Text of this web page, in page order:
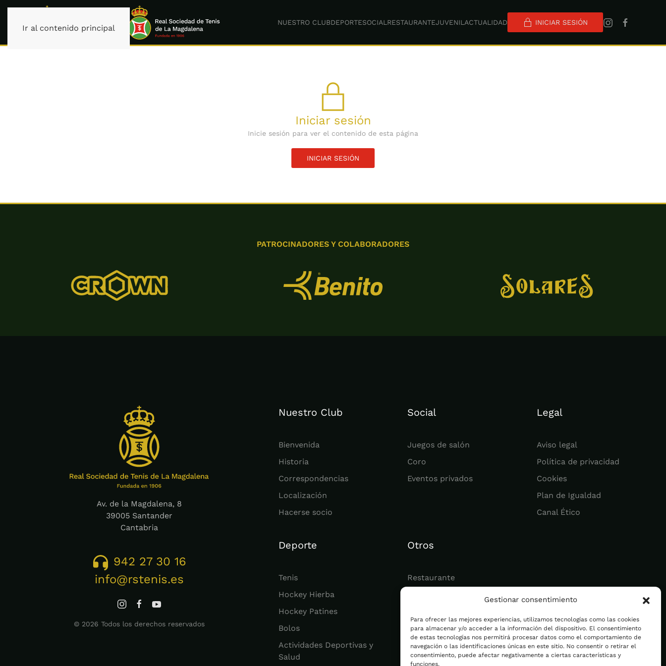
Gestionar consentimiento
Para ofrecer las mejores experiencias, utilizamos tecnologías como las cookies
para almacenar y/o acceder a la información del dispositivo. El consentimiento
de estas tecnologías nos permitirá procesar datos como el comportamiento de
navegación o las identificaciones únicas en este sitio. No consentir o retirar el
consentimiento, puede afectar negativamente a ciertas características y
funciones.
Ir al contenido principal
NUESTRO CLUBDEPORTESOCIAL RESTAURANTEJUVENIL ACTUALIDAD INICIAR SESIÓN
Iniciar sesión
Inicie sesión para ver el contenido de esta página
INICIAR SESIÓN
PATROCINADORES Y COLABORADORES
Av. de la Magdalena, 8
39005 Santander
Cantabria
942 27 30 16
info@rstenis.es
© 2026 Todos los derechos reservados
Nuestro Club
Bienvenida
Historia
Correspondencias
Localización
Hacerse socio
Deporte
Tenis
Hockey Hierba
Hockey Patines
Bolos
Actividades Deportivas y
Salud
Social
Juegos de salón
Coro
Eventos privados
Otros
Restaurante
Legal
Aviso legal
Política de privacidad
Cookies
Plan de Igualdad
Canal Ético